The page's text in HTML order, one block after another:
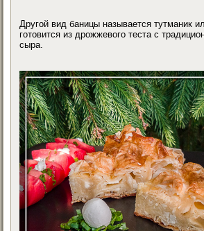
Другой вид баницы называется тутманик
готовится из дрожжевого теста с
сыра.